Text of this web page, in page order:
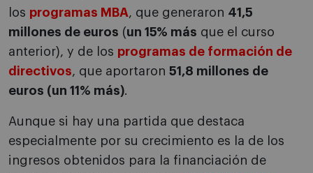
los programas MBA, que generaron 41,5
millones de euros (un 15% más que el curso
anterior), y de los programas de formación de
directivos, que aportaron 51,8 millones de
euros (un 11% más).
Aunque si hay una partida que destaca
especialmente por su crecimiento es la de los
ingresos obtenidos para la financiación de